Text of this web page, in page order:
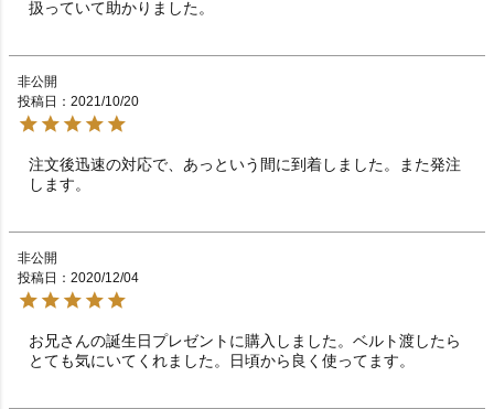
扱っていて助かりました。
非公開
投稿日
2021/10/20
注文後迅速の対応で、あっという間に到着しました。また発注
します。
非公開
投稿日
2020/12/04
お兄さんの誕生日プレゼントに購入しました。ベルト渡したら
とても気にいてくれました。日頃から良く使ってます。